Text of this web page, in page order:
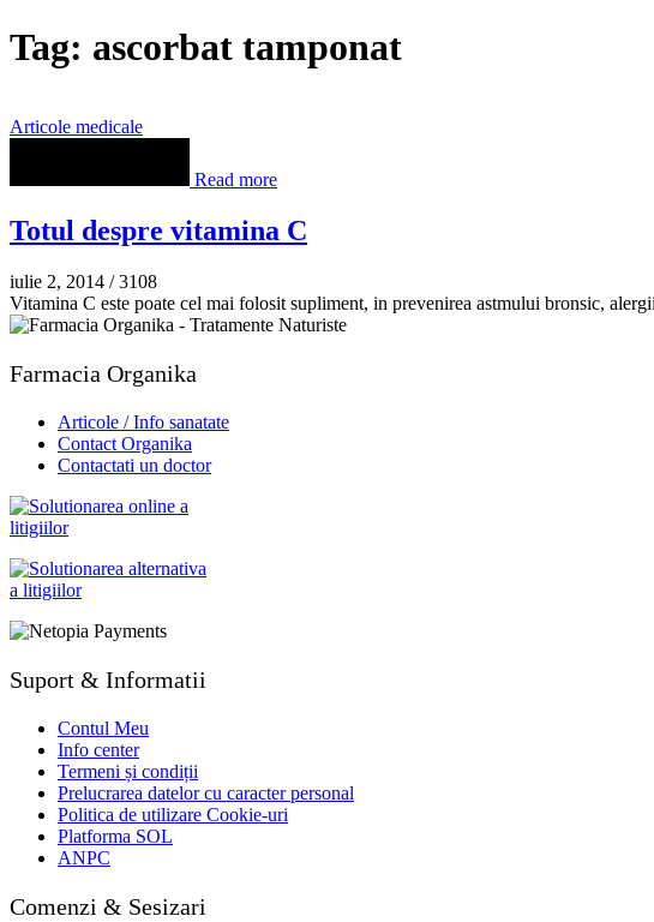
Tag: ascorbat tamponat
Articole medicale
Read more
Totul despre vitamina C
iulie 2, 2014 / 3108
Vitamina C este poate cel mai folosit supliment, in prevenirea astmului bronsic,
Farmacia Organika
Articole / Info sanatate
Contact Organika
Contactati un doctor
Suport & Informatii
Contul Meu
Info center
Termeni și condiții
Prelucrarea datelor cu caracter personal
Politica de utilizare Cookie-uri
Platforma SOL
ANPC
Comenzi & Sesizari